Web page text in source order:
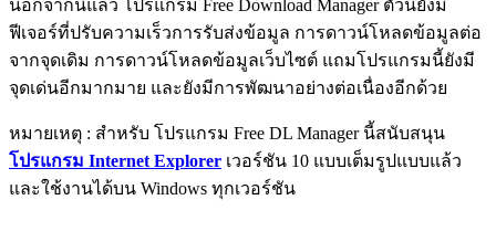
นอกจากนี้แล้ว โปรแกรม Free Download Manager ตัวนี้ยังมี
ฟีเจอร์ที่ปรับความเร็วการรับส่งข้อมูล การดาวน์โหลดข้อมูลต่อ
จากจุดเดิม การดาวน์โหลดข้อมูลเว็บไซต์ แถมโปรแกรมนี้ยังมี
จุดเด่นอีกมากมาย และยังมีการพัฒนาอย่างต่อเนื่องอีกด้วย
หมายเหตุ : สำหรับ โปรแกรม Free DL Manager นี้สนับสนุน
โปรแกรม Internet Explorer เวอร์ชัน 10 แบบเต็มรูปแบบแล้ว
และใช้งานได้บน Windows ทุกเวอร์ชัน